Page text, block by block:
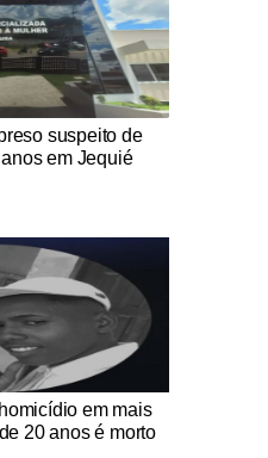
suspeito de
em Jequié
em mais
20 anos é morto